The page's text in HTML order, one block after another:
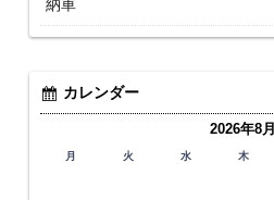
納車
カレンダー
2026年8月
月 火 水 木